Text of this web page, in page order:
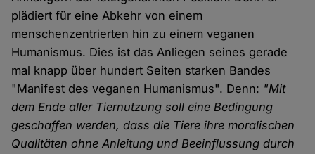
plädiert für eine Abkehr von einem
menschenzentrierten hin zu einem veganen
Humanismus. Dies ist das Anliegen seines gerade
mal knapp über hundert Seiten starken Bandes
"Manifest des veganen Humanismus". Denn: "Mit
dem Ende aller Tiernutzung soll eine Bedingung
geschaffen werden, dass die Tiere ihre moralischen
Qualitäten ohne Anleitung und Beeinflussung durch